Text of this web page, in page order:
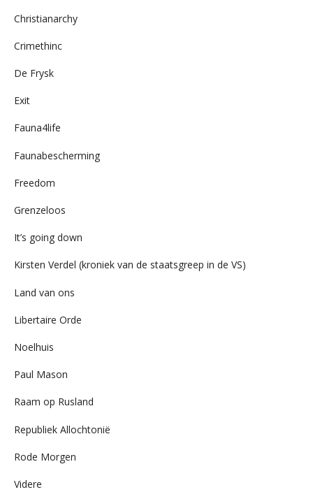
Christianarchy
Crimethinc
De Frysk
Exit
Fauna4life
Faunabescherming
Freedom
Grenzeloos
It’s going down
Kirsten Verdel (kroniek van de staatsgreep in de VS)
Land van ons
Libertaire Orde
Noelhuis
Paul Mason
Raam op Rusland
Republiek Allochtonië
Rode Morgen
Videre